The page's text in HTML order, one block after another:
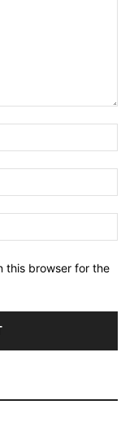
this browser for the